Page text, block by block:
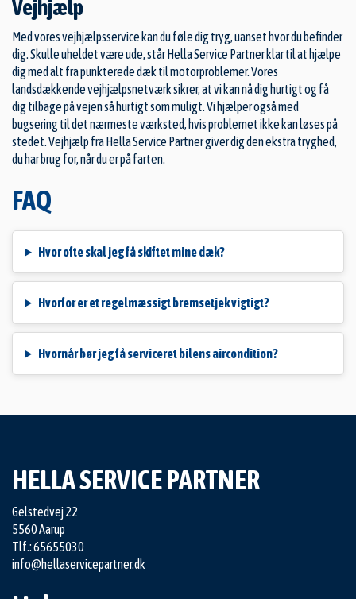
Vejhjælp
Med vores vejhjælpsservice kan du føle dig tryg, uanset hvor du befinder
dig. Skulle uheldet være ude, står Hella Service Partner klar til at hjælpe
dig med alt fra punkterede dæk til motorproblemer. Vores
landsdækkende vejhjælpsnetværk sikrer, at vi kan nå dig hurtigt og få
dig tilbage på vejen så hurtigt som muligt. Vi hjælper også med
bugsering til det nærmeste værksted, hvis problemet ikke kan løses på
stedet. Vejhjælp fra Hella Service Partner giver dig den ekstra tryghed,
du har brug for, når du er på farten.
FAQ
Hvor ofte skal jeg få skiftet mine dæk?
Hvorfor er et regelmæssigt bremsetjek vigtigt?
Hvornår bør jeg få serviceret bilens aircondition?
HELLA SERVICE PARTNER
Gelstedvej 22
5560 Aarup
Tlf.: 65655030
info@hellaservicepartner.dk